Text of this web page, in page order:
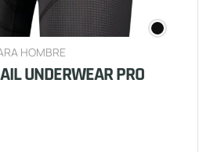
HOMBRE
UNDERWEAR PRO